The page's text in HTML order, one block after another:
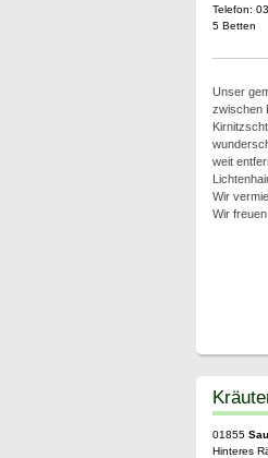
Telefon:
5 Betten
Unser
zwischen
weit
Wir
Wir
01855
Hinteres